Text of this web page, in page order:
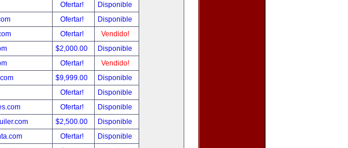
Ofertar!
Disponible
Ofertar!
Disponible
Ofertar!
Vendido!
$2,000.00
Disponible
Ofertar!
Vendido!
$9,999.00
Disponible
Ofertar!
Disponible
Ofertar!
Disponible
$2,500.00
Disponible
Ofertar!
Disponible